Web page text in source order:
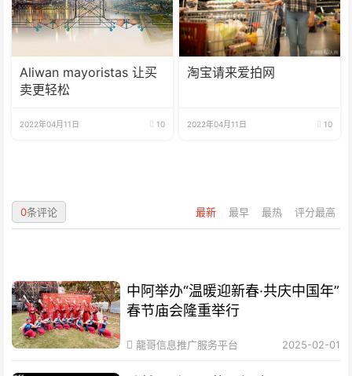
Aliwan mayoristas 让买
卖更轻松
2022年04月11日 10
淘宝请来爱拍网
2022年04月11日 10
最新 最早 最热 评分最高
0条评论
中阿举办“温暖迎新春·共庆中国年”
春节庙会隆重举行
龍哥信息推广服务平台 2025-02-01